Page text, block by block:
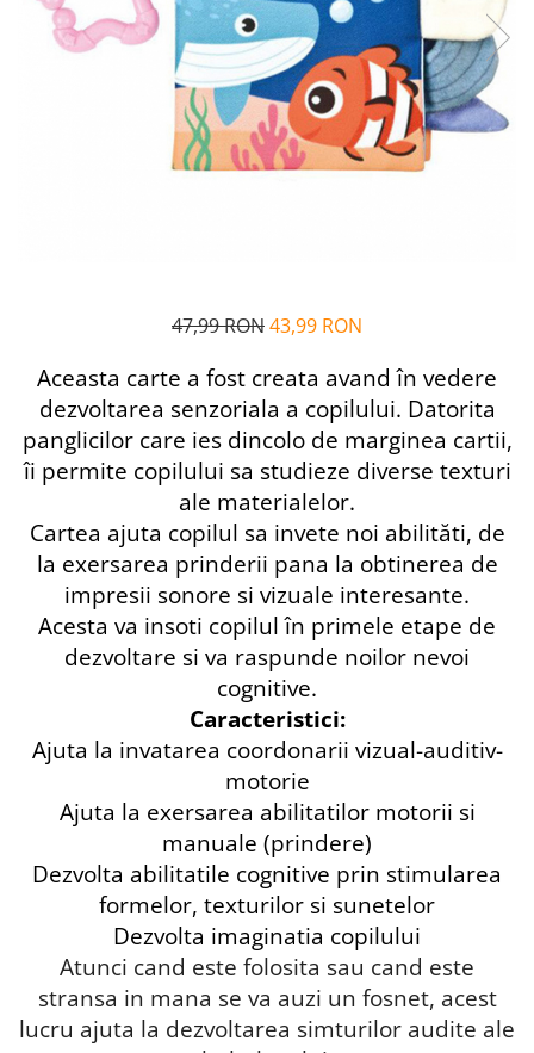
Alfabet si matematica
Jocuri de memorie si inteligenta
Seria Lectia de sanatate
Editura Litera
Editura Galaxia Copiilor
47,99 RON43,99 RON
Aceasta carte a fost creata avand în vedere
dezvoltarea senzoriala a copilului. Datorita
panglicilor care ies dincolo de marginea cartii,
îi permite copilului sa studieze diverse texturi
ale materialelor.
Cartea ajuta copilul sa invete noi abilităti, de
la exersarea prinderii pana la obtinerea de
impresii sonore si vizuale interesante.
Acesta va insoti copilul în primele etape de
dezvoltare si va raspunde noilor nevoi
cognitive.
Caracteristici:
Ajuta la invatarea coordonarii vizual-auditiv-
motorie
Ajuta la exersarea abilitatilor motorii si
manuale (prindere)
Dezvolta abilitatile cognitive prin stimularea
formelor, texturilor si sunetelor
Dezvolta imaginatia copilului
Atunci cand este folosita sau cand este
stransa in mana se va auzi un fosnet, acest
lucru ajuta la dezvoltarea simturilor audite ale